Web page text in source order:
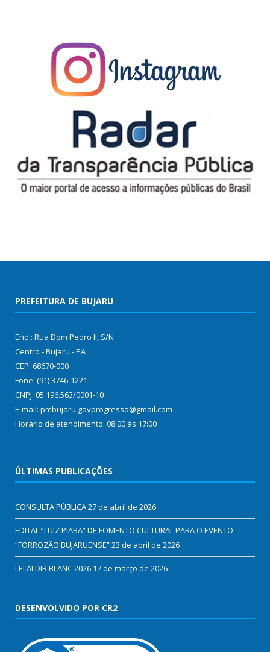
PREFEITURA DE BUJARU
End.: Rua Dom Pedro II, S/N
Centro - Bujaru - PA
CEP: 68670-000
Fone: (91) 3746-1221
CNPJ: 05.196.563/0001-10
E-mail: pmbujaru.govprogresso@gmail.com
Horário de atendimento: 08:00 às 17:00
ÚLTIMAS PUBLICAÇÕES
CONSULTA PÚBLICA27 de abril de 2026
EDITAL “LUIZ PIABA” DE FOMENTO CULTURAL PARA O EVENTO
“FORROZÃO BUJARUENSE”23 de abril de 2026
LEI ALDIR BLANC 2026 17 de março de 2026
DESENVOLVIDO POR CR2